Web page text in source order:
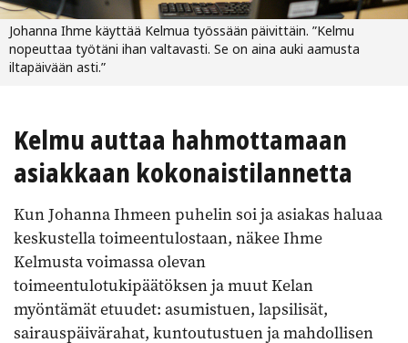
Johanna Ihme käyttää Kelmua työssään päivittäin. ”Kelmu
nopeuttaa työtäni ihan valtavasti. Se on aina auki aamusta
iltapäivään asti.”
Kelmu auttaa hahmottamaan
asiakkaan kokonaistilannetta
Kun Johanna Ihmeen puhelin soi ja asiakas haluaa
keskustella toimeentulostaan, näkee Ihme
Kelmusta voimassa olevan
toimeentulotukipäätöksen ja muut Kelan
myöntämät etuudet: asumistuen, lapsilisät,
sairauspäivärahat, kuntoutustuen ja mahdollisen